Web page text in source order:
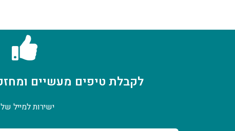
לקבלת טיפים מעשיים
ישירות למייל